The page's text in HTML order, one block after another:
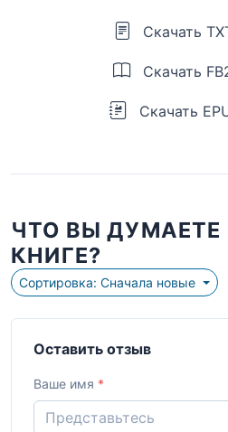
Скачать
Скачать
Скачать
ЧТО ВЫ ДУМАЕТЕ
КНИГЕ?
Сортировка: Сначала новые
Оставить отзыв
Ваше имя *